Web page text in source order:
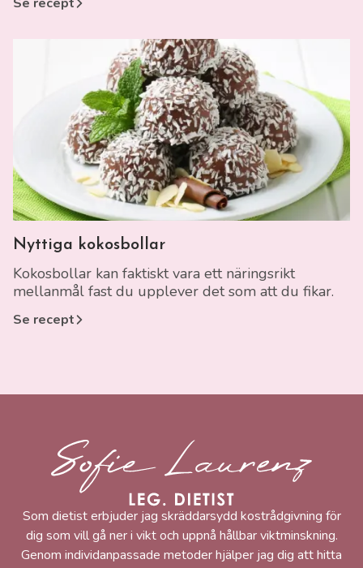
Nyttiga kokosbollar
Kokosbollar kan faktiskt vara ett näringsrikt
mellanmål fast du upplever det som att du fikar.
Se recept
Sofie Laurenz
Som dietist erbjuder jag skräddarsydd kostrådgivning för
dig som vill gå ner i vikt och uppnå hållbar viktminskning.
Genom individanpassade metoder hjälper jag dig att hitta